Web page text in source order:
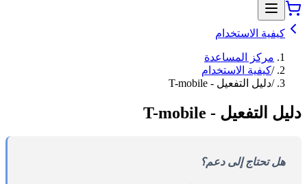
كيفية الاستخدام
مركز المساعدة
/كيفية الاستخدام
/دليل التفعيل - T-mobile
دليل التفعيل - T-mobile
هل تحتاج إلى دعم؟